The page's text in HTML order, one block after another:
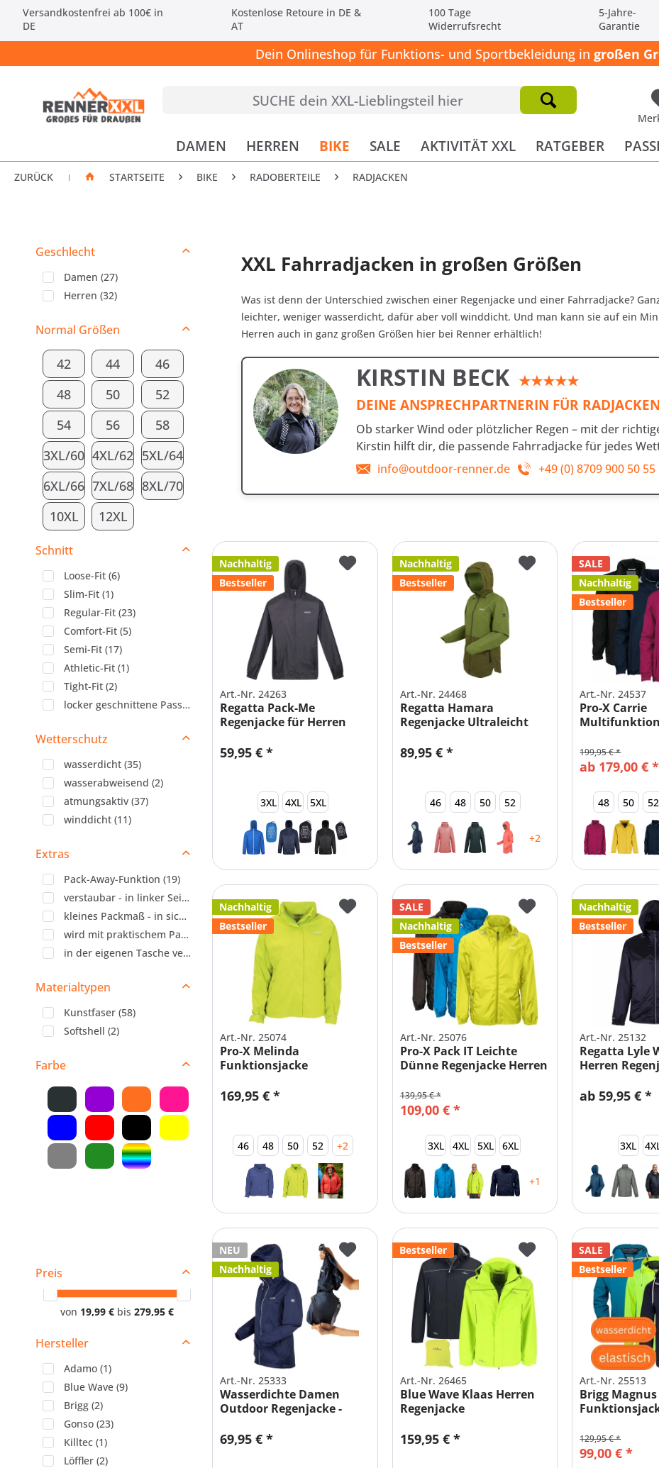
Versandkostenfrei ab 100€ in
DE
Kostenlose Retoure in DE &
AT
100 Tage
Widerrufsrecht
5-Jahre-
Garantie
Dein Onlineshop für Funktions- und Sportbekleidung in großen
DAMEN HERREN BIKE SALE AKTIVITÄT XXL RATGEBER
ZURÜCK | STARTSEITE BIKE RADOBERTEILE RADJACKEN
Geschlecht
Damen (27)
Herren (32)
Normal Größen
42 44
46
48
50
52
54
56
58
3XL/60 4XL/62 5XL/64
6XL/66 7XL/68 8XL/70
10XL
12XL
Schnitt
Loose-Fit (6)
Slim-Fit (1)
Regular-Fit (23)
Comfort-Fit (5)
Semi-Fit (17)
Athletic-Fit (1)
Tight-Fit (2)
locker geschnittene Passform
Wetterschutz
wasserdicht (35)
wasserabweisend (2)
atmungsaktiv (37)
winddicht (11)
Extras
Pack-Away-Funktion (19)
verstaubar - in linker Seitentasche
(1)
kleines Packmaß - in sich selbst verpackbar
(1)
wird mit praktischem Packbeutel ausgeliefert
)
in der eigenen Tasche verpackbar
Materialtypen
Kunstfaser (58)
Softshell (2)
Farbe
Preis
von 19,99 € bis 279,95 €
Hersteller
Adamo (1)
Blue Wave (9)
Brigg (2)
Gonso (23)
Killtec (1)
Löffler (2)
XXL Fahrradjacken in großen Größen
Was ist denn der Unterschied zwischen einer Regenjacke und einer Fahrradjacke?
leichter, weniger wasserdicht, dafür aber voll winddicht. Und man kann sie auf ein
Herren auch in ganz großen Größen hier bei Renner erhältlich!
KIRSTIN BECK ★★★★★
DEINE ANSPRECHPARTNERIN FÜR RADJACKEN
Ob starker Wind oder plötzlicher Regen – mit der
Kirstin hilft dir, die passende Fahrradjacke für jedes
info@outdoor-renner.de
+49 (0) 8709 900 50 55
Nachhaltig
Bestseller
Art.-Nr. 24263
Regatta Pack-Me
Regenjacke für Herren
59,95 € *
3XL 4XL 5XL
Nachhaltig
Bestseller
Art.-Nr. 24468
Regatta Hamara
Regenjacke Ultraleicht
89,95 € *
46 48 50 52
+2
SALE
Nachhaltig
Bestseller
Art.-Nr. 24537
Pro-X Carrie
ab 179,00 € *
199,95 € *
48 50 52
Nachhaltig
Bestseller
Art.-Nr. 25074
Pro-X Melinda
Funktionsjacke
169,95 € *
46 48 50 52 +2
SALE
Nachhaltig
Bestseller
Art.-Nr. 25076
Pro-X Pack IT Leichte
Dünne Regenjacke Herren
109,00 € *
139,95 € *
3XL 4XL 5XL 6XL
+1
Nachhaltig
Bestseller
Art.-Nr. 25132
Regatta Lyle
Herren
ab 59,95 € *
3XL
NEU
Nachhaltig
Art.-Nr. 25333
Wasserdichte Damen
Outdoor Regenjacke -
69,95 € *
Bestseller
Art.-Nr. 26465
Blue Wave Klaas Herren
Regenjacke
159,95 € *
SALE
Bestseller
Art.-Nr. 25513
Brigg
99,00 € *
129,95 € *